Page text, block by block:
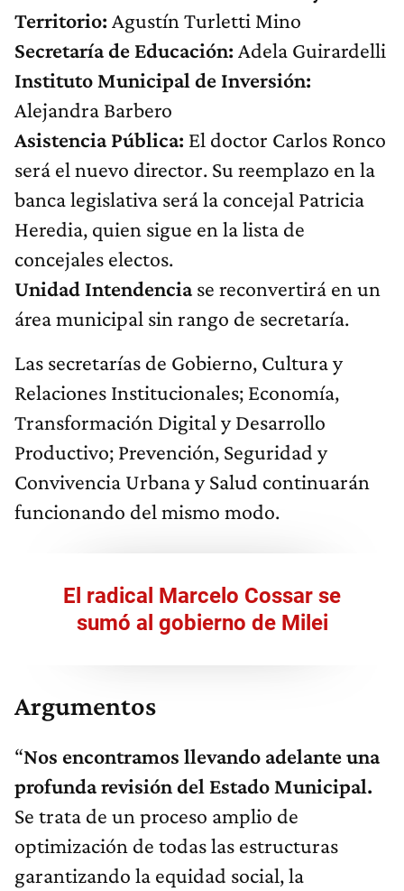
Territorio: Agustín Turletti Mino
Secretaría de Educación: Adela Guirardelli
Instituto Municipal de Inversión:
Alejandra Barbero
Asistencia Pública: El doctor Carlos Ronco
será el nuevo director. Su reemplazo en la
banca legislativa será la concejal Patricia
Heredia, quien sigue en la lista de
concejales electos.
Unidad Intendenciase reconvertirá en un
área municipal sin rango de secretaría.
Las secretarías de Gobierno, Cultura y
Relaciones Institucionales; Economía,
Transformación Digital y Desarrollo
Productivo; Prevención, Seguridad y
Convivencia Urbana y Salud continuarán
funcionando del mismo modo.
El radical Marcelo Cossar se
sumó al gobierno de Milei
Argumentos
“Nos encontramos llevando adelante una
profunda revisión del Estado Municipal.
Se trata de un proceso amplio de
optimización de todas las estructuras
garantizando la equidad social, la